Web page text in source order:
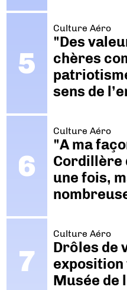
Culture Aéro
"Des
chères
sens de
Culture Aéro
"A ma
Cordillère
une fois,
Culture Aéro
Drôles de
Musée de